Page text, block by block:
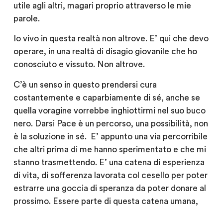
utile agli altri, magari proprio attraverso le mie
parole.
Io vivo in questa realtà non altrove. E’ qui che devo
operare, in una realtà di disagio giovanile che ho
conosciuto e vissuto. Non altrove.
C’è un senso in questo prendersi cura
costantemente e caparbiamente di sé, anche se
quella voragine vorrebbe inghiottirmi nel suo buco
nero. Darsi Pace è un percorso, una possibilità, non
è la soluzione in sé. E’ appunto una via percorribile
che altri prima di me hanno sperimentato e che mi
stanno trasmettendo. E’ una catena di esperienza
di vita, di sofferenza lavorata col cesello per poter
estrarre una goccia di speranza da poter donare al
prossimo. Essere parte di questa catena umana,